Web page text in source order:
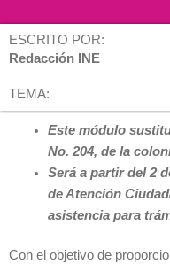
ESCRITO POR:
Redacción INE
TEMA:
Este módulo
No. 204, de la
Será a partir del 2
de Atención
asistencia para
Con el objetivo de